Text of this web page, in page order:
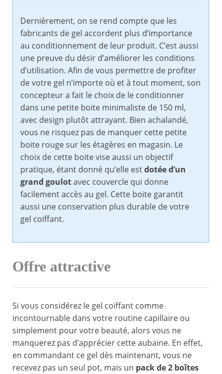
Dernièrement, on se rend compte que les
fabricants de gel accordent plus d’importance
au conditionnement de leur produit. C’est aussi
une preuve du désir d’améliorer les conditions
d’utilisation. Afin de vous permettre de profiter
de votre gel n’importe où et à tout moment, son
concepteur a fait le choix de le conditionner
dans une petite boite minimaliste de 150 ml,
avec design plutôt attrayant. Bien achalandé,
vous ne risquez pas de manquer cette petite
boite rouge sur les étagères en magasin. Le
choix de cette boite vise aussi un objectif
pratique, étant donné qu’elle estdotée d’un
grand goulotavec couvercle qui donne
facilement accès au gel. Cette boite garantit
aussi une conservation plus durable de votre
gel coiffant.
Offre attractive
Si vous considérez le gel coiffant comme
incontournable dans votre routine capillaire ou
simplement pour votre beauté, alors vous ne
manquerez pas d’apprécier cette aubaine. En effet,
en commandant ce gel dès maintenant, vous ne
recevez pas un seul pot, mais un pack de 2 boîtes